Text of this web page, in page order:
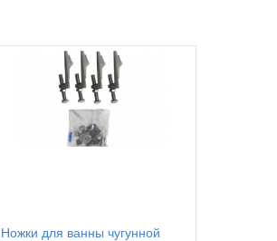
Ножки для ванны чугунной